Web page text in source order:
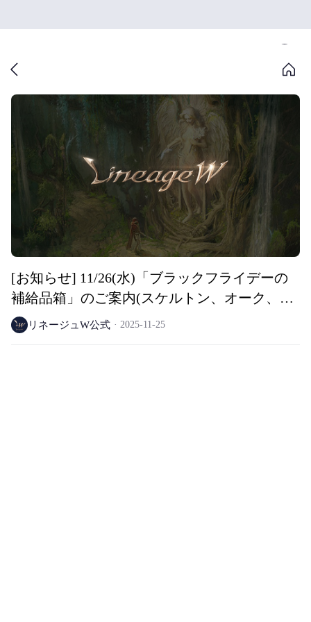
[お知らせ] 11/26(水)「ブラックフライデーの
補給品箱」のご案内(スケルトン、オーク、エ
ント ワールド専用)
リネージュW公式 2025-11-25